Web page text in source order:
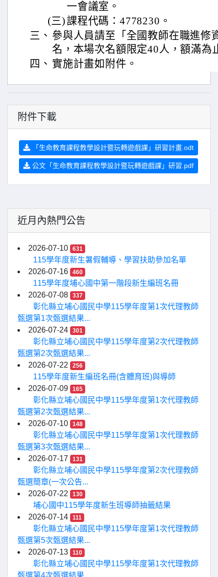
一會議室。
(三)課程代碼：4778230。
三、 參與人員請至「全國教師在職進修
名，本場次名額限定40人，額滿為
四、 實施計畫如附件。
附件下載
「生命教育課程教學設計暨玩轉遊戲課」研習計畫.odt
公文「生命教育課程教學設計暨玩轉遊戲課」研習.pdf
近月內熱門公告
2026-07-10 631
115學年度新生暑假輔導、學習扶助參加名單
2026-07-16
460
115學年度埔心國中第一階段新生編班名冊
2026-07-08
337
彰化縣立埔心國民中學115學年度第1次代理教師
甄選第1次甄選結果...
2026-07-24
301
彰化縣立埔心國民中學115學年度第2次代理教師
甄選第2次甄選結果...
2026-07-22
256
115學年度新生編班名冊(含體育班)與導師
2026-07-09
165
彰化縣立埔心國民中學115學年度第1次代理教師
甄選第2次甄選結果...
2026-07-10
148
彰化縣立埔心國民中學115學年度第1次代理教師
甄選第3次甄選結果...
2026-07-17
131
彰化縣立埔心國民中學115學年度第2次代理教師
甄選簡章(一次公告...
2026-07-22
130
埔心國中115學年度新生班導師抽籤結果
2026-07-14
111
彰化縣立埔心國民中學115學年度第1次代理教師
甄選第5次甄選結果...
2026-07-13
110
彰化縣立埔心國民中學115學年度第1次代理教師
甄選第4次甄選結果...